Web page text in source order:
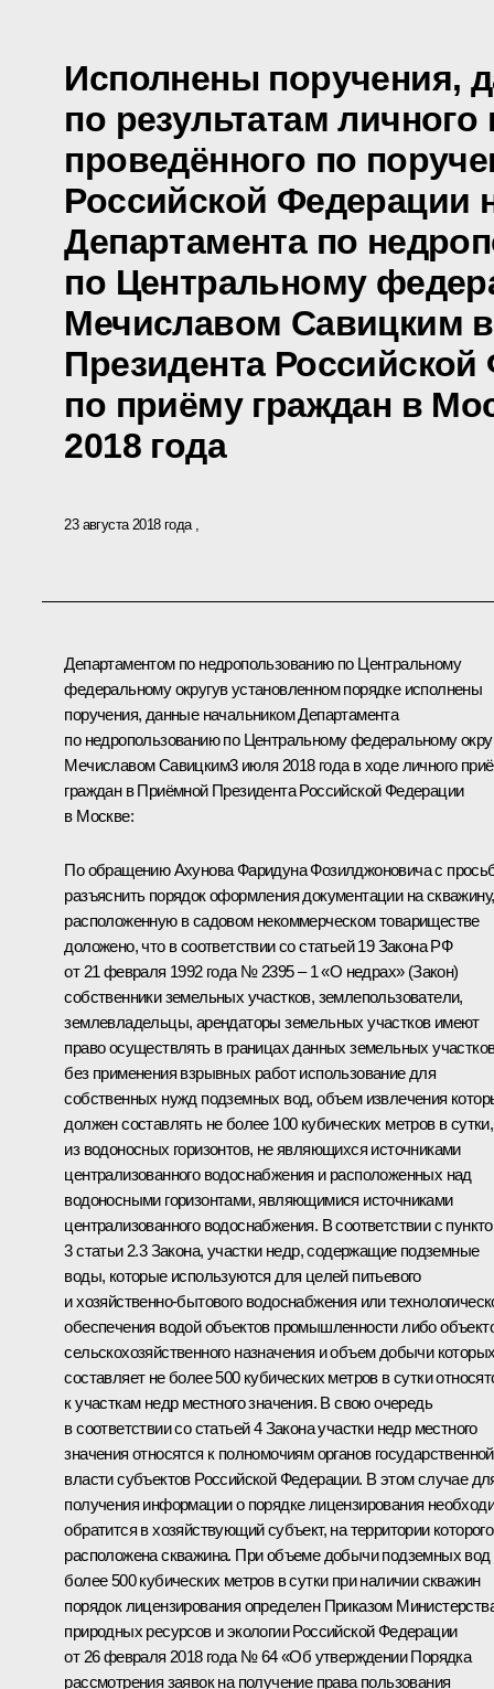
Исполнены поручения,
по результатам
проведённого по
Российской Федерации
Департамента по
по Центральному
Мечиславом Савицким
Президента
по приёму граждан в
2018 года
23 августа 2018 года
Департаментом по недропользованию по Центральному
федеральному округув установленном порядке исполнены
поручения, данные начальником Департамента
по недропользованию по Центральному федеральному
Мечиславом Савицким3 июля 2018 года в ходе личного
граждан в Приёмной Президента Российской Федерации
в Москве:
По обращению Ахунова Фаридуна Фозилджоновича с
разъяснить порядок оформления документации на скважину,
расположенную в садовом некоммерческом товариществе
доложено, что в соответствии со статьей 19 Закона РФ
от 21 февраля 1992 года № 2395 – 1 «О недрах» (Закон)
собственники земельных участков, землепользователи,
землевладельцы, арендаторы земельных участков имеют
право осуществлять в границах данных земельных
без применения взрывных работ использование для
собственных нужд подземных вод, объем извлечения
должен составлять не более 100 кубических метров в сутки,
из водоносных горизонтов, не являющихся источниками
централизованного водоснабжения и расположенных над
водоносными горизонтами, являющимися источниками
централизованного водоснабжения. В соответствии с
3 статьи 2.3 Закона, участки недр, содержащие подземные
воды, которые используются для целей питьевого
и хозяйственно-бытового водоснабжения или
обеспечения водой объектов промышленности либо
сельскохозяйственного назначения и объем добычи
составляет не более 500 кубических метров в сутки
к участкам недр местного значения. В свою очередь
в соответствии со статьей 4 Закона участки недр местного
значения относятся к полномочиям органов государственной
власти субъектов Российской Федерации. В этом случае
получения информации о порядке лицензирования
обратится в хозяйствующий субъект, на территории которого
расположена скважина. При объеме добычи подземных вод
более 500 кубических метров в сутки при наличии скважин
порядок лицензирования определен Приказом
природных ресурсов и экологии Российской Федерации
от 26 февраля 2018 года № 64 «Об утверждении Порядка
рассмотрения заявок на получение права пользования